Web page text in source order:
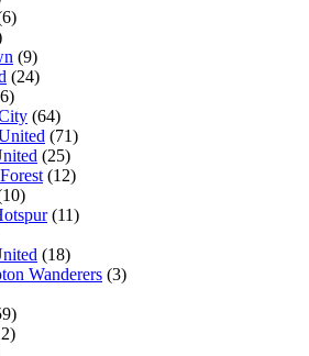
(9)
(24)
(64)
(71)
(25)
(12)
(11)
(18)
Wanderers (3)